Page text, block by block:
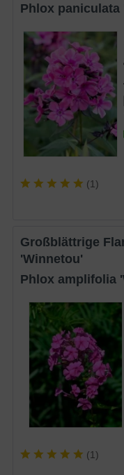
Phlox
(1)
Großblättrige Flammenblume
'Winnetou'
Phlox amplifolia
(1)